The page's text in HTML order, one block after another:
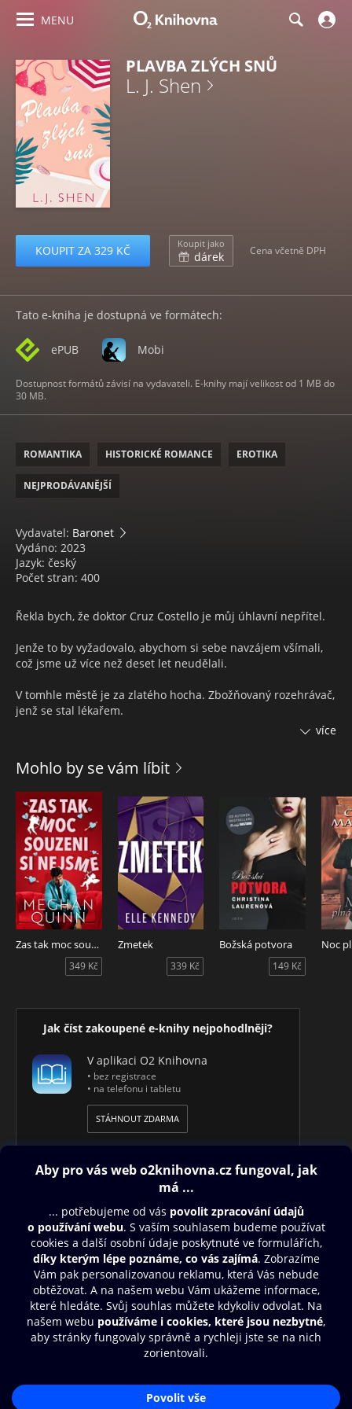
MENU
PLAVBA ZLÝCH SNŮ
L. J. Shen
KOUPIT ZA 329 KČ Koupit jako
dárek Cena včetně DPH
Tato e-kniha je dostupná ve formátech:
ePUB Mobi
Dostupnost formátů závisí na vydavateli. E-knihy mají velikost od 1 MB do
30 MB.
ROMANTIKA HISTORICKÉ ROMANCE EROTIKA
NEJPRODÁVANĚJŠÍ
Vydavatel: Baronet
Vydáno: 2023
Jazyk: český
Počet stran: 400
Řekla bych, že doktor Cruz Costello je můj úhlavní nepřítel.
Jenže to by vyžadovalo, abychom si sebe navzájem všímali,
což jsme už více než deset let neudělali.
V tomhle městě je za zlatého hocha. Zbožňovaný rozehrávač,
jenž se stal lékařem.
On je ve Fairhope korunním princem.
A já získávám svou pravidelnou dávku královské rodiny
z bulvárního plátku.
On je boháč.
A já mám hluboko do kapsy.
Když se naši sourozenci zasnoubili, Cruzovi rodiče pozvali
před svatbou obě rodiny na plavbu lodí.
Jenže my s Cruzem se ocitneme na jiné lodi než všichni
Představte si deset strašlivých, nesnesitelných dní na moři
chyba.)
Ale když přijde do hry alkohol, tajemství se vysypou z rukávu
a mně zůstane jediná otázka:
Troufnu si dát lásce ještě šanci?
více
Mohlo by se vám líbit
Zas tak moc souzeni si nejsme
349 Kč
Zmetek
339 Kč
Božská potvora
149 Kč
Jak číst zakoupené e-knihy nejpohodlněji?
V aplikaci O2 Knihovna
• bez registrace
• na telefonu i tabletu
STÁHNOUT ZDARMA
Obsah ke stažení
Moje O2 Knihovna
Další zábava
© O2 Czech Republic a.s.